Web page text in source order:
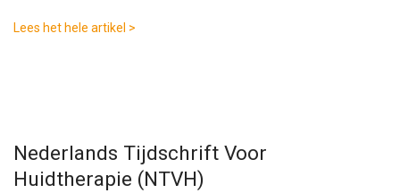
Lees het hele artikel >
Nederlands Tijdschrift Voor
Huidtherapie (NTVH)